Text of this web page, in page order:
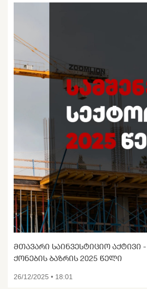
ᲛᲗᲐᲕᲐᲠᲘ ᲡᲐᲘᲜᲕᲔᲡᲢᲘᲪᲘᲝ ᲐᲥᲢᲘᲕᲘ
ᲥᲝᲜᲔᲑᲘᲡ ᲑᲐᲖᲠᲘᲡ 2025 ᲬᲔᲚᲘ
26/12/2025 • 18:01